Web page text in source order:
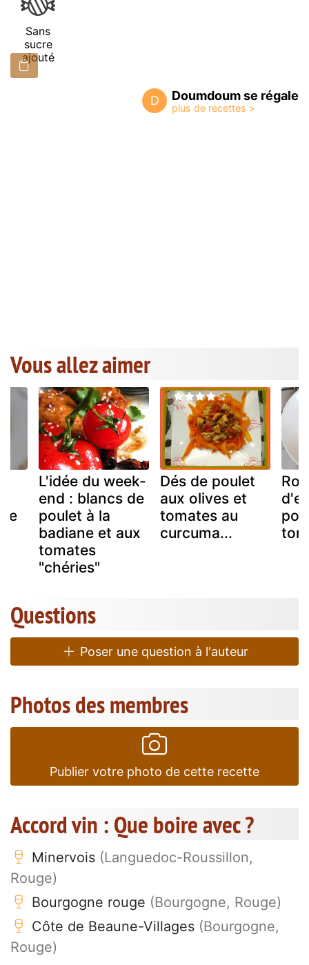
Sans
sucre
ajouté
D Doumdoum se régale
Vous allez aimer
L'idée du week-
end : blancs de
poulet à la
badiane et aux
tomates
"chéries"
Dés de poulet
aux olives et
tomates au
curcuma...
Questions
Poser une question à l'auteur
Photos des membres
Publier votre photo de cette recette
Accord vin : Que boire avec ?
Minervois (Languedoc-Roussillon,
Rouge)
Bourgogne rouge (Bourgogne, Rouge)
Côte de Beaune-Villages (Bourgogne,
Rouge)